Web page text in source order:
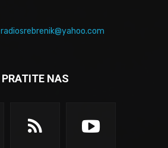
radiosrebrenik@yahoo.com
PRATITE NAS